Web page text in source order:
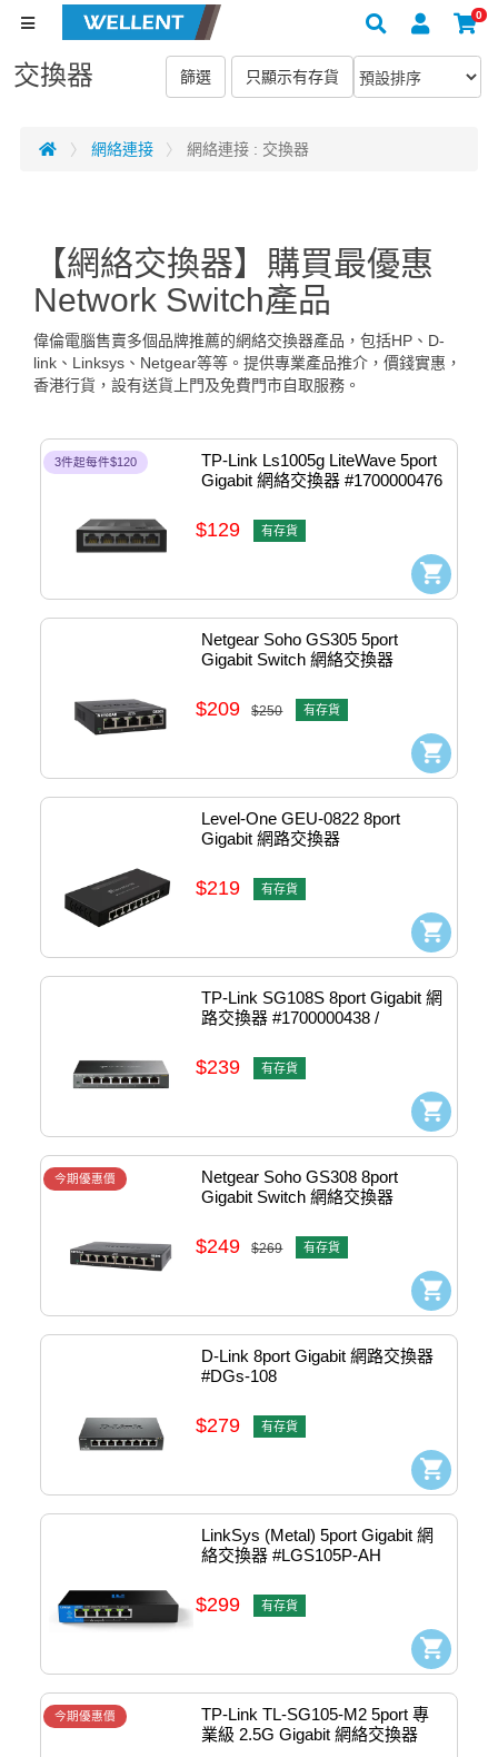
0
交換器
網絡連接 網絡連接 : 交換器
【網絡交換器】購買最優惠
Network Switch產品
偉倫電腦售賣多個品牌推薦的網絡交換器產品，包括HP、D-
link、Linksys、Netgear等等。提供專業產品推介，價錢實惠，
香港行貨，設有送貨上門及免費門市自取服務。
3件起每件$120
TP-Link Ls1005g LiteWave 5port
Gigabit 網絡交換器 #1700000476
$129 有存貨
Netgear Soho GS305 5port
Gigabit Switch 網絡交換器
$209 $250 有存貨
Level-One GEU-0822 8port
Gigabit 網路交換器
$219 有存貨
TP-Link SG108S 8port Gigabit 網
路交換器 #1700000438 /
$239 有存貨
今期優惠價
Netgear Soho GS308 8port
Gigabit Switch 網絡交換器
$249 $269 有存貨
D-Link 8port Gigabit 網路交換器
#DGs-108
$279 有存貨
LinkSys (Metal) 5port Gigabit 網
絡交換器 #LGS105P-AH
$299 有存貨
今期優惠價
TP-Link TL-SG105-M2 5port 專
業級 2.5G Gigabit 網絡交換器